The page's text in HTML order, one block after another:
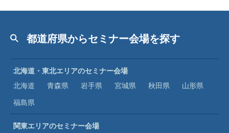
都道府県からセミナー会場を探す
北海道・東北エリアのセミナー会場
北海道
青森県 岩手県 宮城県 秋田県
山形県
福島県
関東エリアのセミナー会場